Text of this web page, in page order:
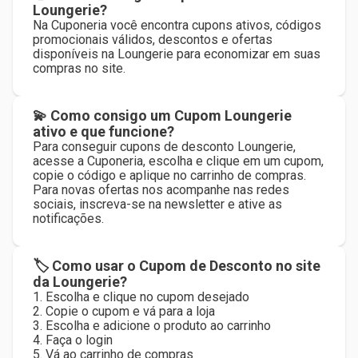
Loungerie?
Na Cuponeria você encontra cupons ativos, códigos
promocionais válidos, descontos e ofertas
disponíveis na Loungerie para economizar em suas
compras no site.
💫 Como consigo um Cupom Loungerie
ativo e que funcione?
Para conseguir cupons de desconto Loungerie,
acesse a Cuponeria, escolha e clique em um cupom,
copie o código e aplique no carrinho de compras.
Para novas ofertas nos acompanhe nas redes
sociais, inscreva-se na newsletter e ative as
notificações.
🏷 Como usar o Cupom de Desconto no site
da Loungerie?
1. Escolha e clique no cupom desejado
2. Copie o cupom e vá para a loja
3. Escolha e adicione o produto ao carrinho
4. Faça o login
5. Vá ao carrinho de compras